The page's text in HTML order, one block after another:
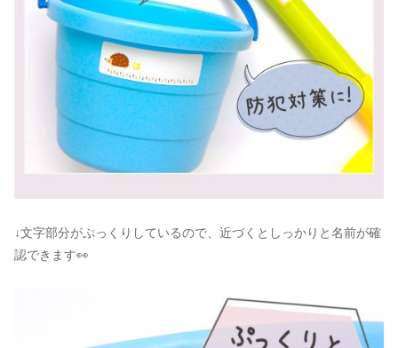
↓文字部分がぷっくりしているので、近づくとしっかりと名前が確
認できます👀